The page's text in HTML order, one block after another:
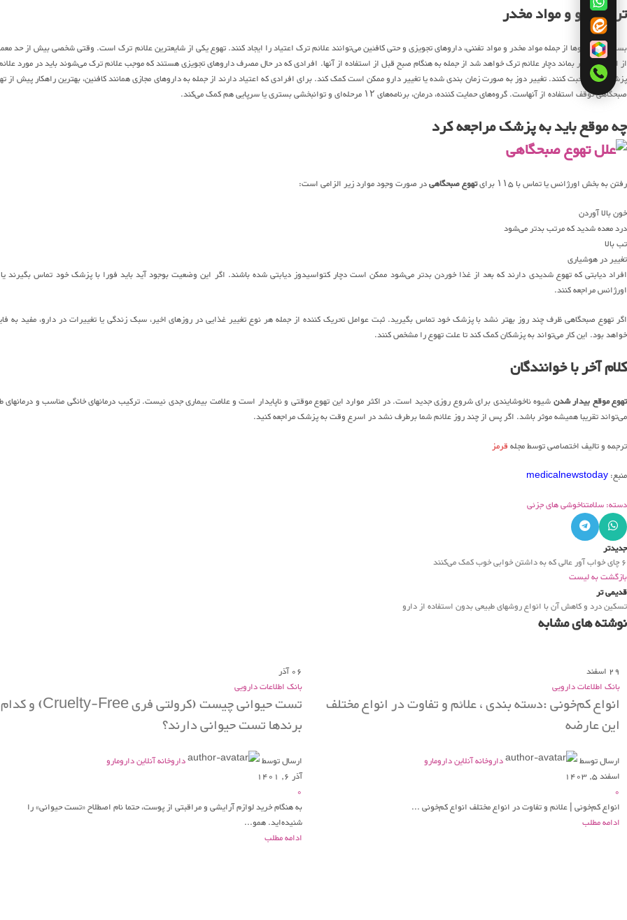
ترک دارو و مواد مخدر
بسیاری از داروها از جمله مواد مخدر و مواد تفننی، داروهای تجویزی و حتی کافئین می‌توانند علائم ترک اعتیاد را ایجاد کنند. تهوع یکی از شایعترین علائم ترک است. وقتی شخصی بیش از حد
از این مواد دور بماند دچار علائم ترک خواهد شد از جمله به هنگام صبح قبل از استفاده از آنها. افرادی که در حال مصرف داروهای تجویزی هستند که موجب علائم ترک می‌شوند باید در مورد
پزشک خود صحبت کنند. تغییر دوز به صورت زمان بندی شده یا تغییر دارو ممکن است کمک کند. برای افرادی که اعتیاد دارند از جمله به داروهای مجازی همانند کافئین، بهترین راهکار پیش از
صبحگاهی توقف استفاده از آنهاست. گروه‌های حمایت کننده، درمان، برنامه‌های ۱۲ مرحله‌ای و توانبخشی بستری یا سرپایی هم کمک می‌کند.
چه موقع باید به پزشک مراجعه کرد
رفتن به بخش اورژانس یا تماس با ۱۱۵ برای تهوع صبحگاهیدر صورت وجود موارد زیر الزامی است:
خون بالا آوردن
درد معده شدید که مرتب بدتر می‌شود
تب بالا
تغییر در هوشیاری
افراد دیابتی که تهوع شدیدی دارند که بعد از غذا خوردن بدتر می‌شود ممکن است دچار کتواسیدوز دیابتی شده باشند. اگر این وضعیت بوجود آید باید فورا با پزشک خود تماس بگیرند
اورژانس مراجعه کنند.
اگر تهوع صبحگاهی ظرف چند روز بهتر نشد با پزشک خود تماس بگیرید. ثبت عوامل تحریک کننده از جمله هر نوع تغییر غذایی در روزهای اخیر، سبک زندگی یا تغییرات در دارو، مفید به
خواهد بود. این کار می‌تواند به پزشکان کمک کند تا علت تهوع را مشخص کنند.
کلام آخر با خوانندگان
تهوع موقع بیدار شدنشیوه ناخوشایندی برای شروع روزی جدید است. در اکثر موارد این تهوع موقتی و ناپایدار است و علامت بیماری جدی نیست. ترکیب درمانهای خانگی مناسب و درمانهای
می‌تواند تقریبا همیشه موثر باشد. اگر پس از چند روز علائم شما برطرف نشد در اسرع وقت به پزشک مراجعه کنید.
ترجمه و تالیف اختصاصی توسط مجلهقرمز
منبع:medicalnewstoday
دسته: سلامتناخوشی های جزئی
جدیدتر
۶ چای خواب آور عالی که به داشتن خوابی خوب کمک می‌کنند
بازگشت به لیست
قدیمی تر
تسکین درد و کاهش آن با انواع روشهای طبیعی بدون استفاده از دارو
نوشته های مشابه
29 اسفند
بانک اطلاعات دارویی
انواع کم‌خونی :دسته بندی ، علائم و تفاوت در انواع مختلف
این عارضه
ارسال توسط
داروخانه آنلاین دارومارو
اسفند 5, 1403
0
انواع کم‌خونی | علائم و تفاوت در انواع مختلف انواع کم‌خونی ...
ادامه مطلب
06 آذر
بانک اطلاعات دارویی
تست حیوانی چیست (کرولتی فری Cruelty-Free) و کدام
برندها تست حیوانی دارند؟
ارسال توسط
داروخانه آنلاین دارومارو
آذر 6, 1401
0
به هنگام خرید لوازم آرایشی و مراقبتی از پوست، حتما نام اصطلاح «تست حیوانی» را
شنیده‌اید. همو...
ادامه مطلب